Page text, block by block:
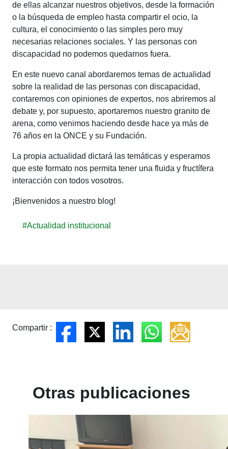
de ellas alcanzar nuestros objetivos, desde la formación
o la búsqueda de empleo hasta compartir el ocio, la
cultura, el conocimiento o las simples pero muy
necesarias relaciones sociales. Y las personas con
discapacidad no podemos quedarnos fuera.
En este nuevo canal abordaremos temas de actualidad
sobre la realidad de las personas con discapacidad,
contaremos con opiniones de expertos, nos abriremos al
debate y, por supuesto, aportaremos nuestro granito de
arena, como venimos haciendo desde hace ya más de
76 años en la ONCE y su Fundación.
La propia actualidad dictará las temáticas y esperamos
que este formato nos permita tener una fluida y fructífera
interacción con todos vosotros.
¡Bienvenidos a nuestro blog!
#Actualidad institucional
Compartir :
Otras publicaciones